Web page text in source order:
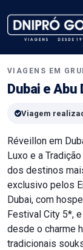
VIAGENS EM
Dubai e Abu
Viagem
Réveillon em
Luxo e a
dos destinos
exclusivo pelos
Dubai, com
Festival City 5*,
desde o charme
tradicionais